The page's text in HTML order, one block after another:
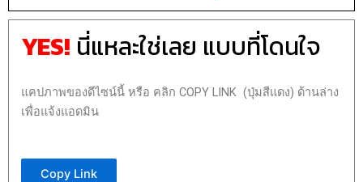
YES! นี่แหละใช่เลย แบบที่โดนใจ
แคปภาพของดีไซน์นี้ หรือ คลิก COPY LINK (ปุ่มสีแดง) ด้านล่าง
เพื่อแจ้งแอดมิน
Copy Link